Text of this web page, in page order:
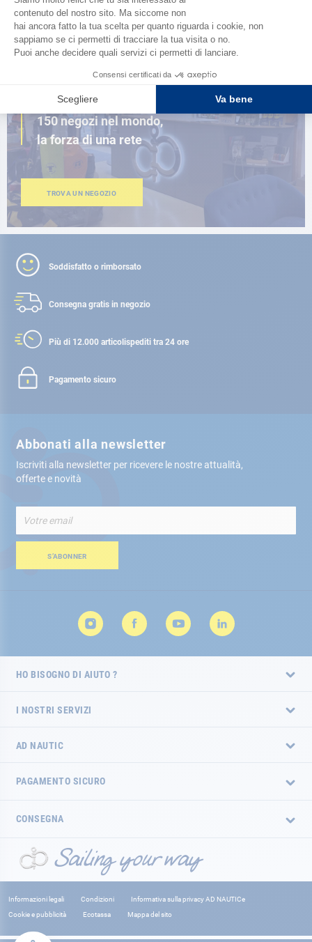
SFOGLIA IL CATALOGO
VICINO A TE
150 negozi nel mondo,
la forza di una rete
TROVA UN NEGOZIO
Soddisfatto o rimborsato
Consegna gratis in negozio
Più di 12.000 articolispediti tra 24 ore
Pagamento sicuro
Abbonati alla newsletter
Iscriviti alla newsletter per ricevere le nostre attualità,
offerte e novità
alla
nostra
Newsletter:S’ABONNER
HO BISOGNO DI AIUTO ?
I NOSTRI SERVIZI
AD NAUTIC
PAGAMENTO SICURO
CONSEGNA
Informazioni legali Condizioni
Informativa sulla privacy AD NAUTICe
Cookie e pubblicità
Ecotassa Mappa del sito